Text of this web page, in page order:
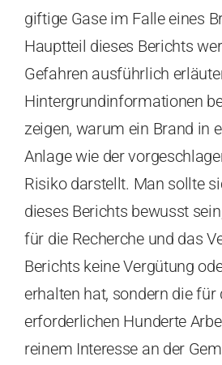
giftige Gase im Falle eines
Hauptteil dieses Berichts
Gefahren ausführlich
Hintergrundinformationen
zeigen, warum ein Brand in
Anlage wie der
Risiko darstellt. Man sollte
dieses Berichts bewusst
für die Recherche und das
Berichts keine Vergütung
erhalten hat, sondern die für
erforderlichen Hunderte
reinem Interesse an der